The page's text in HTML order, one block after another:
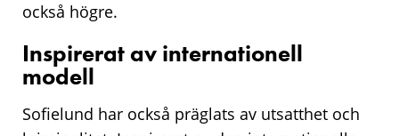
också högre.
Inspirerat av internationell
modell
Sofielund har också präglats av utsatthet och